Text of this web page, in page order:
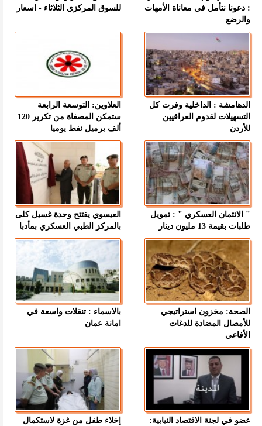
: دعونا نتأمل في معاناة الأمهات
والرضع
للسوق المركزي الثلاثاء - اسعار
الدهامشة : الداخلية وفرت كل
التسهيلات لقدوم العراقيين
للأردن
العلاوين: التوسعة الرابعة
ستمكن المصفاة من تكرير 120
ألف برميل نفط يوميا
" الائتمان العسكري " : تمويل
طلبات بقيمة 13 مليون دينار
العيسوي يفتتح وحدة غسيل كلى
بالمركز الطبي العسكري بمأدبا
الصحة: مخزون استراتيجي
للأمصال المضادة للدغات
الأفاعي
بالاسماء : تنقلات واسعة في
امانة عمان
عضو في لجنة الاقتصاد النيابية:
إخلاء طفل من غزة لاستكمال